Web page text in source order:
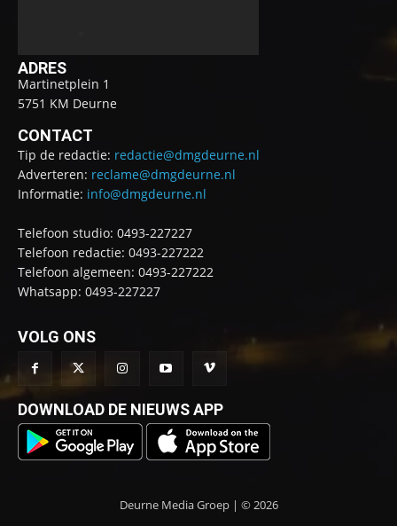
ADRES
Martinetplein 1
5751 KM Deurne
CONTACT
Tip de redactie: redactie@dmgdeurne.nl
Adverteren: reclame@dmgdeurne.nl
Informatie: info@dmgdeurne.nl
Telefoon studio: 0493-227227
Telefoon redactie: 0493-227222
Telefoon algemeen: 0493-227222
Whatsapp: 0493-227227
VOLG ONS
DOWNLOAD DE NIEUWS APP
Deurne Media Groep | © 2026